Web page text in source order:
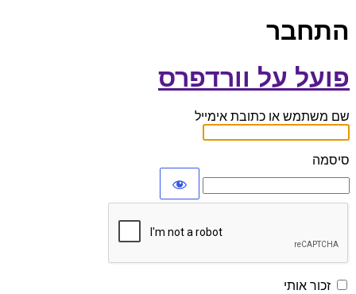
התחבר
פועל על וורדפרס
שם משתמש או כתובת אימייל
סיסמה
זכור אותי